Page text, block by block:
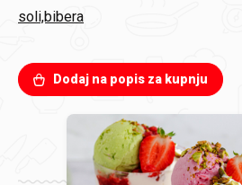
soli,bibera
Dodaj na popis za kupnju